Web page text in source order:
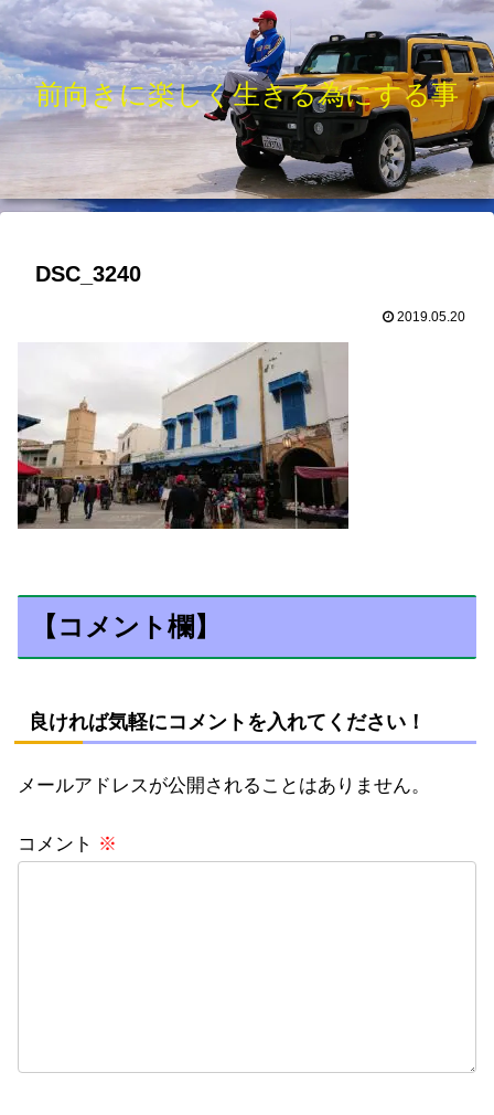
前向きに楽しく生きる為にする事
DSC_3240
2019.05.20
【コメント欄】
良ければ気軽にコメントを入れてください！
メールアドレスが公開されることはありません。
コメント ※